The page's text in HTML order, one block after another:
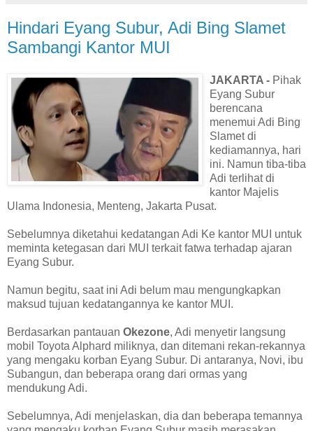
Hindari Eyang Subur, Adi Bing Slamet
Sambangi Kantor MUI
JAKARTA - Pihak
Eyang Subur
berencana
menemui Adi Bing
Slamet di
kediamannya, hari
ini. Namun tiba-tiba
Adi terlihat di
kantor Majelis
Ulama Indonesia, Menteng, Jakarta Pusat.
Sebelumnya diketahui kedatangan Adi Ke kantor MUI untuk
meminta ketegasan dari MUI terkait fatwa terhadap ajaran
Eyang Subur.
Namun begitu, saat ini Adi belum mau mengungkapkan
maksud tujuan kedatangannya ke kantor MUI.
Berdasarkan pantauan Okezone, Adi menyetir langsung
mobil Toyota Alphard miliknya, dan ditemani rekan-rekannya
yang mengaku korban Eyang Subur. Di antaranya, Novi, ibu
Subangun, dan beberapa orang dari ormas yang
mendukung Adi.
Sebelumnya, Adi menjelaskan, dia dan beberapa temannya